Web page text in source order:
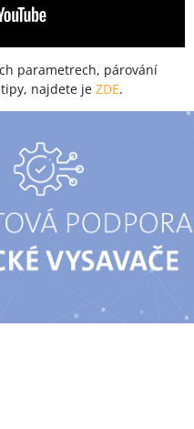
parametrech, párování
najdete je ZDE.